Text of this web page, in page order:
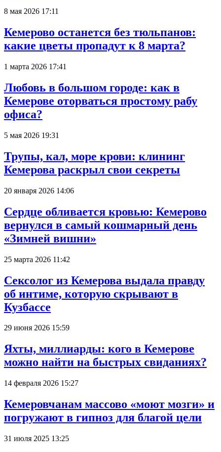
8 мая 2026 17:11
Кемерово останется без тюльпанов:
какие цветы пропадут к 8 марта?
1 марта 2026 17:41
Любовь в большом городе: как в
Кемерове оторваться простому рабу
офиса?
5 мая 2026 19:31
Трупы, кал, море крови: клининг
Кемерова раскрыл свои секреты
20 января 2026 14:06
Сердце обливается кровью: Кемерово
вернулся в самый кошмарный день
«Зимней вишни»
25 марта 2026 11:42
Сексолог из Кемерова выдала правду
об интиме, которую скрывают в
Кузбассе
29 июня 2026 15:59
Яхты, миллиарды: кого в Кемерове
можно найти на быстрых свиданиях?
14 февраля 2026 15:27
Кемеровчанам массово «моют мозги» и
погружают в гипноз для благой цели
31 июля 2025 13:25